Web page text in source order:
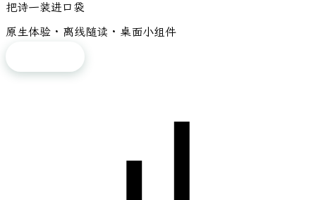
把诗一装进口袋
原生体验 · 离线随读 · 桌面小组件